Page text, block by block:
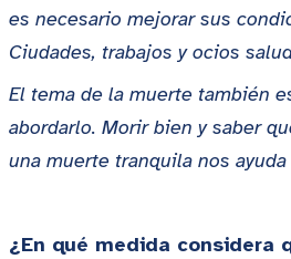
es necesario mejorar sus
Ciudades, trabajos y ocios
El tema de la muerte también
abordarlo. Morir bien y saber
una muerte tranquila nos
¿En qué medida considera